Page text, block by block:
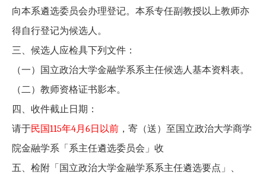
向本系遴选委员会办理登记。本系专任副教授以上教师亦
得自行登记为候选人。
三、候选人应检具下列文件：
（一）国立政治大学金融学系系主任候选人基本资料表。
（二）教师资格证书影本。
四、收件截止日期：
请于民国115年4月 6 日以前 ，寄（送）至国立政治大学商学
院金融学系「系主任遴选委员会」收
五、检附「国立政治大学金融学系系主任遴选要点」、